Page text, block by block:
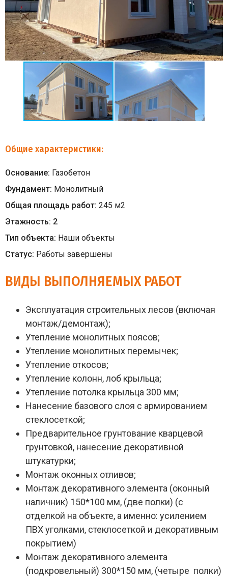
Общие характеристики:
Основание: Газобетон
Фундамент: Монолитный
Общая площадь работ: 245 м2
Этажность: 2
Тип объекта: Наши объекты
Статус: Работы завершены
ВИДЫ ВЫПОЛНЯЕМЫХ РАБОТ
Эксплуатация строительных лесов (включая
монтаж/демонтаж);
Утепление монолитных поясов;
Утепление монолитных перемычек;
Утепление откосов;
Утепление колонн, лоб крыльца;
Утепление потолка крыльца 300 мм;
Нанесение базового слоя с армированием
стеклосеткой;
Предварительное грунтование кварцевой
грунтовкой, нанесение декоративной
штукатурки;
Монтаж оконных отливов;
Монтаж декоративного элемента (оконный
наличник) 150*100 мм, (две полки) (с
отделкой на объекте, а именно: усилением
ПВХ уголками, стеклосеткой и декоративным
покрытием)
Монтаж декоративного элемента
(подкровельный) 300*150 мм, (четыре полки)